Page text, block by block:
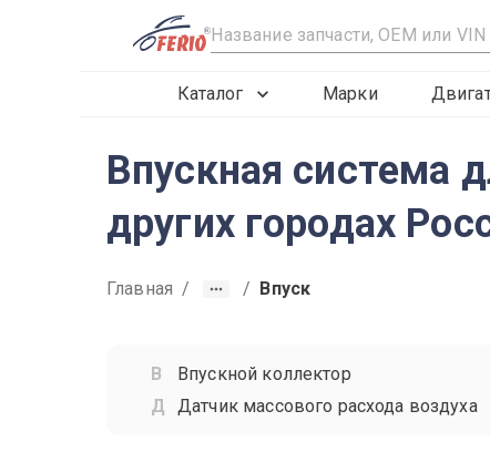
R
Каталог Марки
Впускная система
других городах
Главная / / Впуск
Впускной коллектор
Датчик массового расхода воздуха